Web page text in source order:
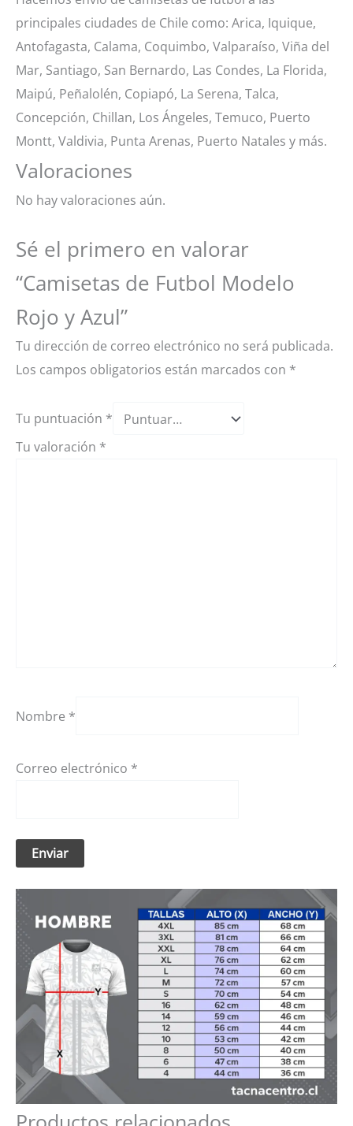
principales ciudades de Chile como: Arica, Iquique,
Antofagasta, Calama, Coquimbo, Valparaíso, Viña del
Mar, Santiago, San Bernardo, Las Condes, La Florida,
Maipú, Peñalolén, Copiapó, La Serena, Talca,
Concepción, Chillan, Los Ángeles, Temuco, Puerto
Montt, Valdivia, Punta Arenas, Puerto Natales y más.
Valoraciones
No hay valoraciones aún.
Sé el primero en valorar
“Camisetas de Futbol Modelo
Rojo y Azul”
Tu dirección de correo electrónico no será publicada.
Los campos obligatorios están marcados con *
Tu puntuación *
Tu valoración *
Nombre *
Correo electrónico *